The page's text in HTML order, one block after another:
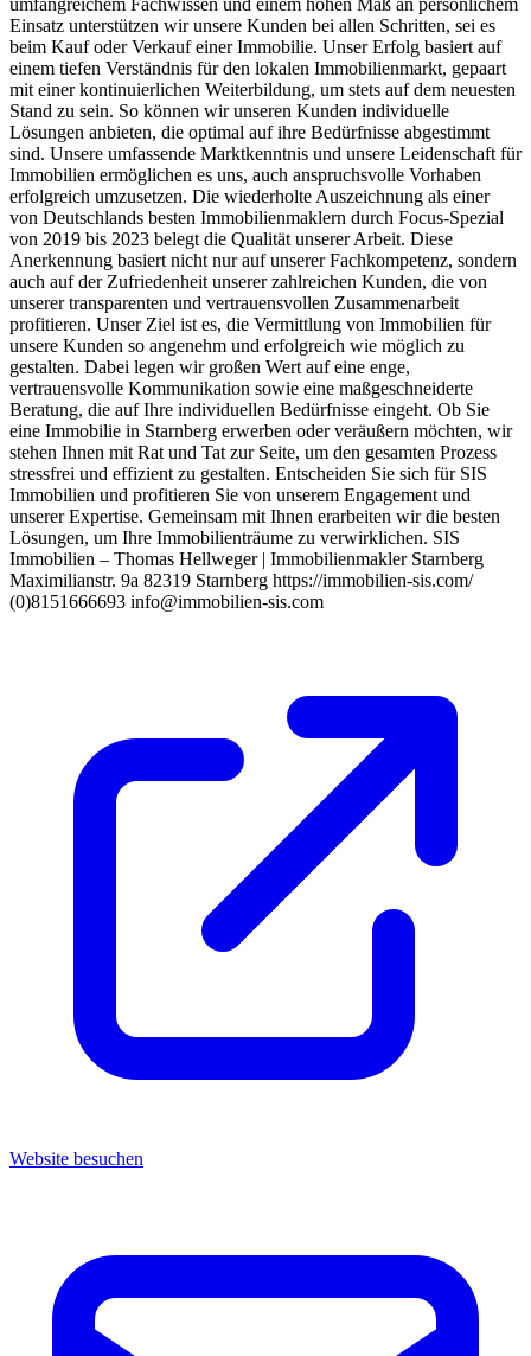
Einsatz unterstützen wir unsere Kunden bei allen Schritten, sei es
beim Kauf oder Verkauf einer Immobilie. Unser Erfolg basiert auf
einem tiefen Verständnis für den lokalen Immobilienmarkt, gepaart
mit einer kontinuierlichen Weiterbildung, um stets auf dem neuesten
Stand zu sein. So können wir unseren Kunden individuelle
Lösungen anbieten, die optimal auf ihre Bedürfnisse abgestimmt
sind. Unsere umfassende Marktkenntnis und unsere Leidenschaft für
Immobilien ermöglichen es uns, auch anspruchsvolle Vorhaben
erfolgreich umzusetzen. Die wiederholte Auszeichnung als einer
von Deutschlands besten Immobilienmaklern durch Focus-Spezial
von 2019 bis 2023 belegt die Qualität unserer Arbeit. Diese
Anerkennung basiert nicht nur auf unserer Fachkompetenz, sondern
auch auf der Zufriedenheit unserer zahlreichen Kunden, die von
unserer transparenten und vertrauensvollen Zusammenarbeit
profitieren. Unser Ziel ist es, die Vermittlung von Immobilien für
unsere Kunden so angenehm und erfolgreich wie möglich zu
gestalten. Dabei legen wir großen Wert auf eine enge,
vertrauensvolle Kommunikation sowie eine maßgeschneiderte
Beratung, die auf Ihre individuellen Bedürfnisse eingeht. Ob Sie
eine Immobilie in Starnberg erwerben oder veräußern möchten, wir
stehen Ihnen mit Rat und Tat zur Seite, um den gesamten Prozess
stressfrei und effizient zu gestalten. Entscheiden Sie sich für SIS
Immobilien und profitieren Sie von unserem Engagement und
unserer Expertise. Gemeinsam mit Ihnen erarbeiten wir die besten
Lösungen, um Ihre Immobilienträume zu verwirklichen. SIS
Immobilien – Thomas Hellweger | Immobilienmakler Starnberg
Maximilianstr. 9a 82319 Starnberg https://immobilien-sis.com/
(0)8151666693 info@immobilien-sis.com
Website besuchen